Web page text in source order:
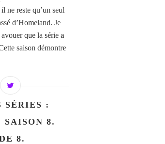
ne reste qu’un seul
d’Homeland. Je
que la série a
saison démontre
SÉRIES :
SAISON 8.
8.